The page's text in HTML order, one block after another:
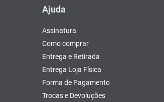
Ajuda
Assinatura
Como comprar
Entrega e Retirada
Entrega Loja Física
Forma de Pagamento
Trocas e Devoluções